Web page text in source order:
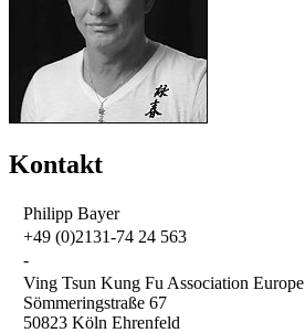
Kontakt
Philipp Bayer
+49 (0)2131-74 24 563
-
Ving Tsun Kung Fu Association Europe
Sömmeringstraße 67
50823 Köln Ehrenfeld